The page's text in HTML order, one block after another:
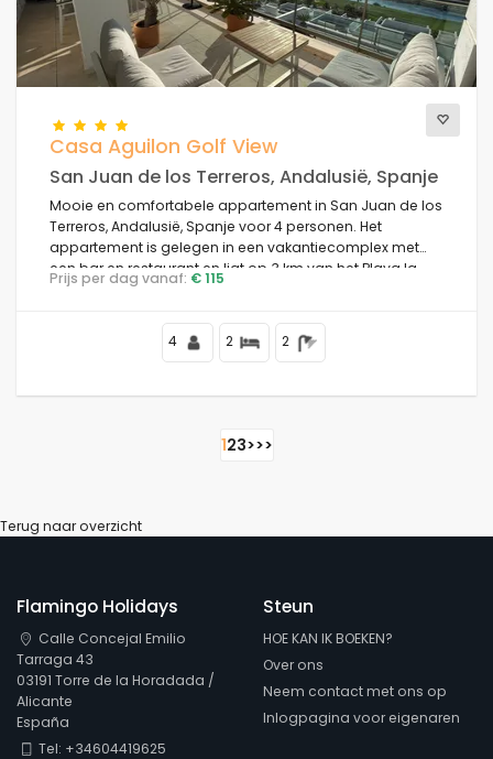
Casa Aguilon Golf View
San Juan de los Terreros, Andalusië, Spanje
Mooie en comfortabele appartement in San Juan de los
Terreros, Andalusië, Spanje voor 4 personen. Het
appartement is gelegen in een vakantiecomplex met
een bar en restaurant en ligt op 3 km van het Playa la
Entrevista strand.
Prijs per dag vanaf: € 115
4 2 2
123>>>
Terug naar overzicht
Flamingo Holidays
Calle Concejal Emilio
Tarraga 43
03191 Torre de la Horadada /
Alicante
España
Tel: +34604419625
Steun
HOE KAN IK BOEKEN?
Over ons
Neem contact met ons op
Inlogpagina voor eigenaren